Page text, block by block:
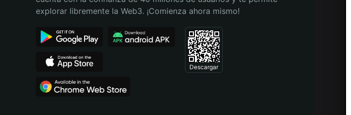
Português (Brasil)
Español (Argentina)
explorar libremente la Web3. ¡Comienza ahora mismo!
Descargar